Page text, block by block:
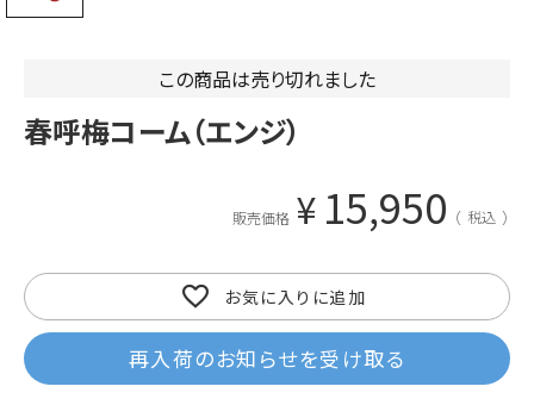
この商品は売り切れました
春呼梅コーム（エンジ）
販売価格 ¥ 15,950 税込
お気に入りに追加
再入荷のお知らせを受け取る